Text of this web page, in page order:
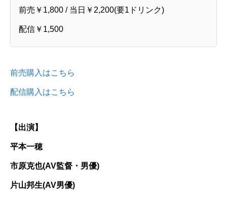
前売￥1,800 / 当日￥2,200(要1ドリンク)
配信￥1,500
前売購入はこちら
配信購入はこちら
【出演】
平本一穂
市原克也(AV監督・男優)
片山邦生(AV男優)